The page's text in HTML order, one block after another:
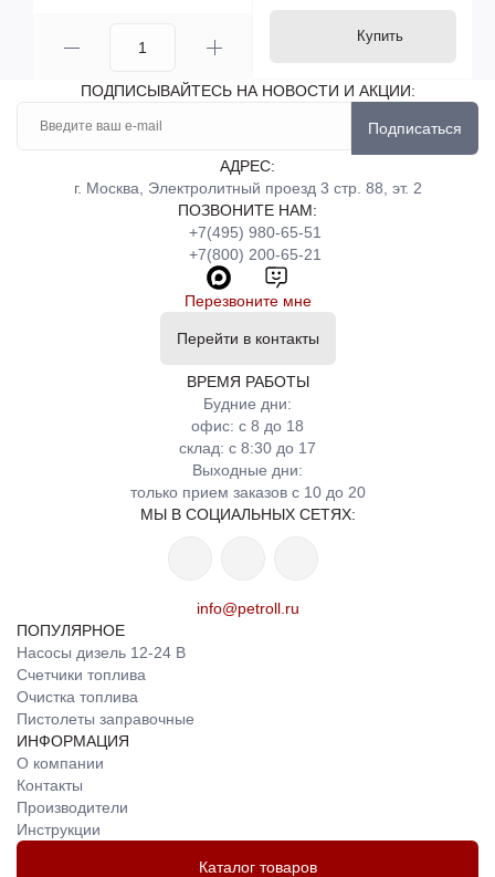
Купить
ПОДПИСЫВАЙТЕСЬ НА НОВОСТИ И АКЦИИ:
Подписаться
АДРЕС:
г. Москва, Электролитный проезд 3 стр. 88, эт. 2
ПОЗВОНИТЕ НАМ:
+7(495) 980-65-51
+7(800) 200-65-21
Перезвоните мне
Перейти в контакты
ВРЕМЯ РАБОТЫ
Будние дни:
офис: с 8 до 18
склад: с 8:30 до 17
Выходные дни:
только прием заказов с 10 до 20
МЫ В СОЦИАЛЬНЫХ СЕТЯХ:
info@petroll.ru
ПОПУЛЯРНОЕ
Насосы дизель 12-24 В
Счетчики топлива
Очистка топлива
Пистолеты заправочные
ИНФОРМАЦИЯ
О компании
Контакты
Производители
Инструкции
Каталог товаров